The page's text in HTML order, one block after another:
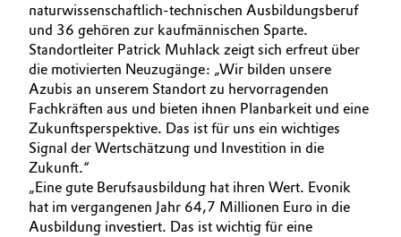
naturwissenschaftlich-technischen Ausbildungsberuf
und 36 gehören zur kaufmännischen Sparte.
Standortleiter Patrick Muhlack zeigt sich erfreut über
die motivierten Neuzugänge: „Wir bilden unsere
Azubis an unserem Standort zu hervorragenden
Fachkräften aus und bieten ihnen Planbarkeit und eine
Zukunftsperspektive. Das ist für uns ein wichtiges
Signal der Wertschätzung und Investition in die
Zukunft.“
„Eine gute Berufsausbildung hat ihren Wert. Evonik
hat im vergangenen Jahr 64,7 Millionen Euro in die
Ausbildung investiert. Das ist wichtig für eine